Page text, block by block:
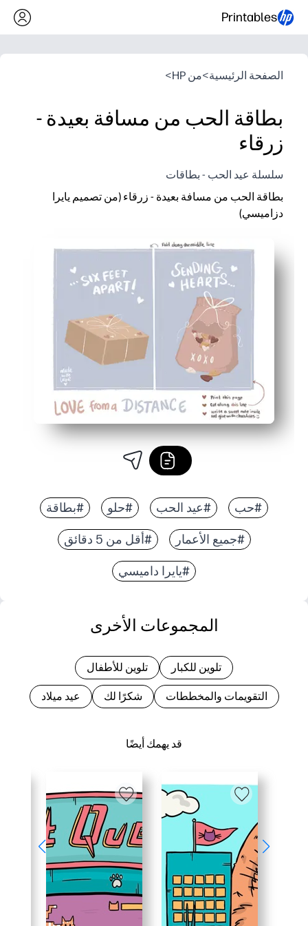
Printables
الصفحة الرئيسية>من HP >
بطاقة الحب من مسافة بعيدة -
زرقاء
سلسلة عيد الحب - بطاقات
بطاقة الحب من مسافة بعيدة - زرقاء (من تصميم يايرا
دزاميسي)
#حب #عيد الحب #حلو #بطاقة
#جميع الأعمار #أقل من 5 دقائق
#يايرا داميسي
قد يهمك أيضًا
المجموعات الأخرى
تلوين للكبار تلوين للأطفال
التقويمات والمخططات شكرًا لك عيد ميلاد